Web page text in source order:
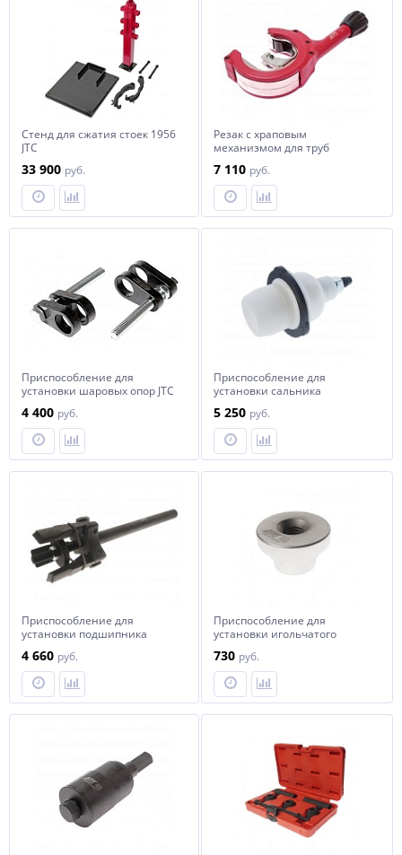
Стенд для сжатия стоек 1956
JTC
33 900 руб.
Резак с храповым
механизмом для труб
7 110 руб.
Приспособление для
установки шаровых опор JTC
4 400 руб.
Приспособление для
установки сальника
AUDI SEAT SKODA PORSCHE)
JTC
5 250 руб.
Приспособление для
установки подшипника
4 660 руб.
Приспособление для
установки игольчатого
730 руб.